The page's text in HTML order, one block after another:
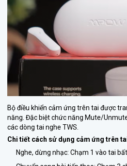
Bộ điều khiển cảm ứng trên tai được
năng. Đặc biệt chức năng Mute/
các dòng tai nghe TWS.
Chi tiết cách sử dụng cảm ứng trên
Nghe, dừng nhạc: Chạm 1 vào tai